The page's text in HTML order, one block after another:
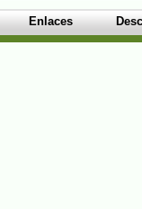
Enlaces